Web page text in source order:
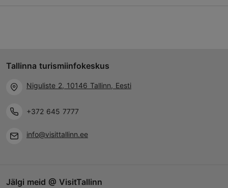
Tallinna turismiinfokeskus
Niguliste 2, 10146 Tallinn, Eesti
+372 645 7777
info@visittallinn.ee
Jälgi meid @ VisitTallinn